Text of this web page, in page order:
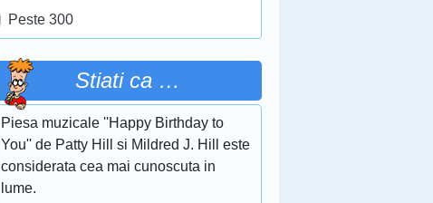
Peste 300
Stiati ca …
Piesa muzicale ''Happy Birthday to
You'' de Patty Hill si Mildred J. Hill este
considerata cea mai cunoscuta in
lume.